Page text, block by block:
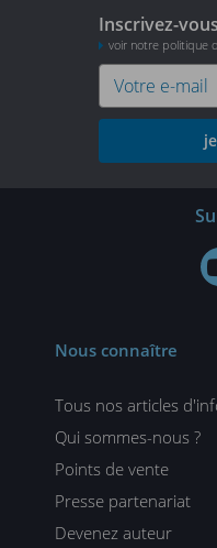
Inscrivez-
voir notre politique
Nous connaître
Tous nos articles
Qui sommes-nous ?
Points de vente
Presse partenariat
Devenez auteur